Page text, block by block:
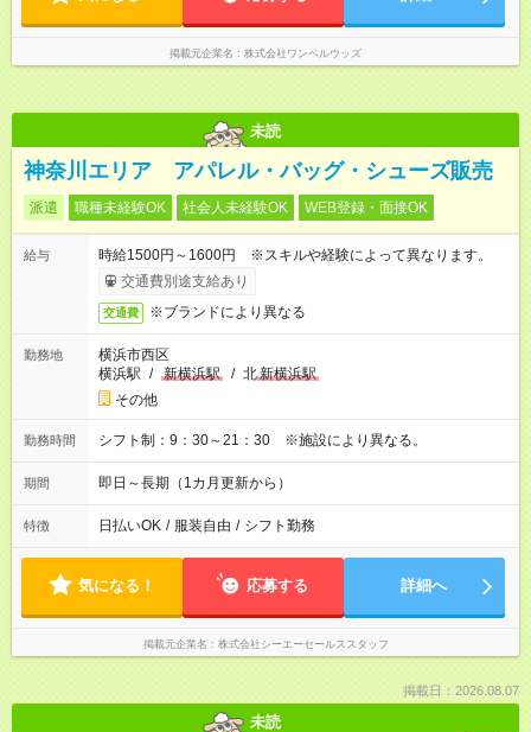
掲載元企業名 株式会社ワンベルウッズ
未読
神奈川エリア アパレル・バッグ・シューズ販売
派遣 職種未経験OK 社会人未経験OK WEB登録・面接OK
給与
時給1500円～1600円 ※スキルや経験によって異なります。
交通費別途支給あり
交通費 ※ブランドにより異なる
勤務地
横浜市西区
横浜駅 / 新横浜駅 / 北新横浜駅
その他
勤務時間 シフト制：9：30～21：30 ※施設により異なる。
期間 即日～長期（1カ月更新から）
特徴 日払いOK / 服装自由 / シフト勤務
気になる！ 応募する 詳細へ
掲載元企業名 株式会社シーエーセールススタッフ
掲載日：2026.08.07
未読